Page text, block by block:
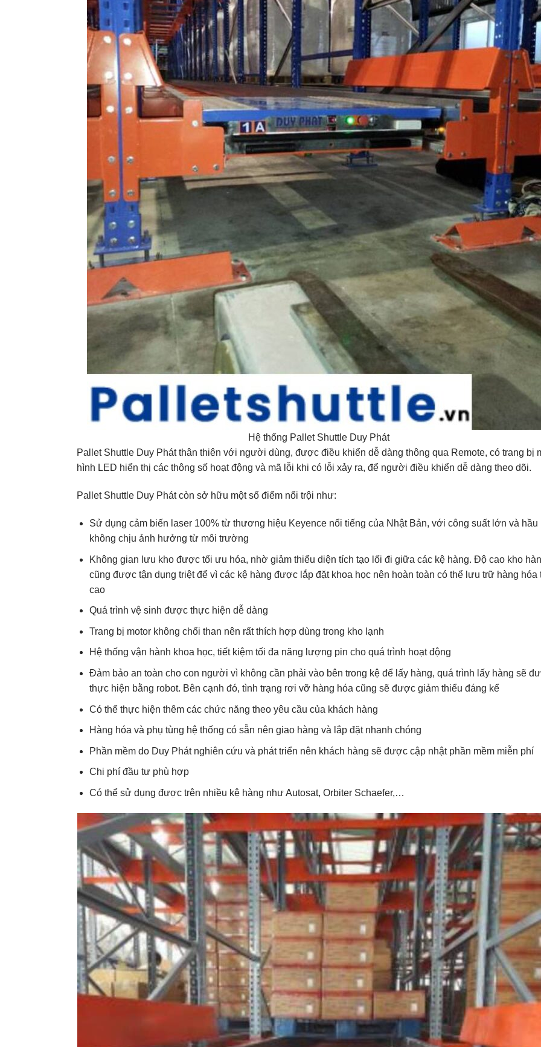
Hệ thống Pallet Shuttle Duy Phát
Pallet Shuttle Duy Phát thân thiên với người dùng, được điều khiển dễ dàng thông qua Remote, có trang bị
hình LED hiển thị các thông số hoạt động và mã lỗi khi có lỗi xảy ra, để người điều khiển dễ dàng theo dõi.
Pallet Shuttle Duy Phát còn sở hữu một số điểm nổi trội như:
Sử dụng cảm biến laser 100% từ thương hiệu Keyence nổi tiếng của Nhật Bản, với công suất lớn và hầu
không chịu ảnh hưởng từ môi trường
Không gian lưu kho được tối ưu hóa, nhờ giảm thiểu diện tích tạo lối đi giữa các kệ hàng. Độ cao kho
cũng được tận dụng triệt để vì các kệ hàng được lắp đặt khoa học nên hoàn toàn có thể lưu trữ hàng hóa
cao
Quá trình vệ sinh được thực hiện dễ dàng
Trang bị motor không chổi than nên rất thích hợp dùng trong kho lạnh
Hệ thống vận hành khoa học, tiết kiệm tối đa năng lượng pin cho quá trình hoạt động
Đảm bảo an toàn cho con người vì không cần phải vào bên trong kệ để lấy hàng, quá trình lấy hàng sẽ
thực hiện bằng robot. Bên cạnh đó, tình trạng rơi vỡ hàng hóa cũng sẽ được giảm thiểu đáng kể
Có thể thực hiện thêm các chức năng theo yêu cầu của khách hàng
Hàng hóa và phụ tùng hệ thống có sẵn nên giao hàng và lắp đặt nhanh chóng
Phần mềm do Duy Phát nghiên cứu và phát triển nên khách hàng sẽ được cập nhật phần mềm miễn phí
Chi phí đầu tư phù hợp
Có thể sử dụng được trên nhiều kệ hàng như Autosat, Orbiter Schaefer,…